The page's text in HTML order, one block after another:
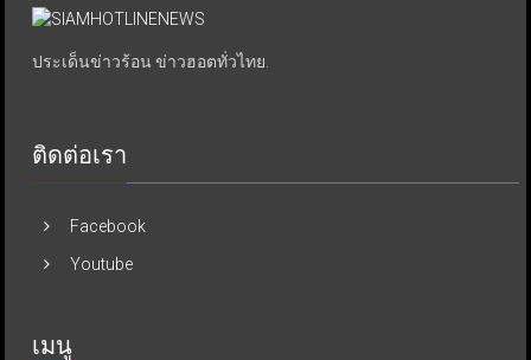
ประเด็นข่าวร้อน ข่าวฮอตทั่วไทย.
ติดต่อเรา
Facebook
Youtube
เมนู